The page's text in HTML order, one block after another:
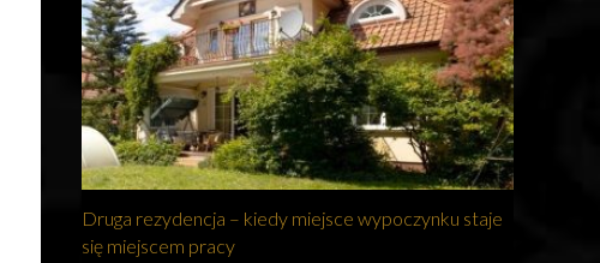
Druga rezydencja – kiedy miejsce wypoczynku staje
się miejscem pracy